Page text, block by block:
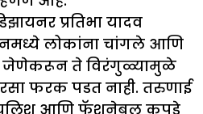
प्रतिभा यादव
लोकांना चांगले आणि
जेणेकरून ते विरंगुळ्यामुळे
फरक पडत नाही. तरुणाई
आणि फॅशनेबल कपडे